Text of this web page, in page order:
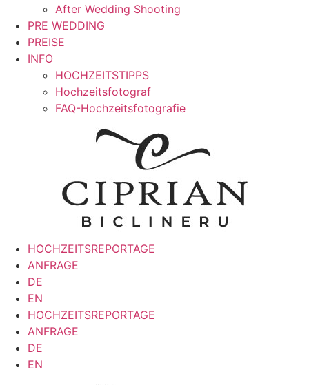
After Wedding Shooting
PRE WEDDING
PREISE
INFO
HOCHZEITSTIPPS
Hochzeitsfotograf
FAQ-Hochzeitsfotografie
HOCHZEITSREPORTAGE
ANFRAGE
DE
EN
HOCHZEITSREPORTAGE
ANFRAGE
DE
EN